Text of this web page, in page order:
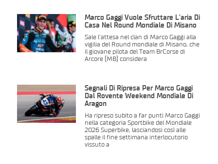
Marco Gaggi Vuole Sfruttare L’aria Di
Casa Nel Round Mondiale Di Misano
Sale l’attesa nel clan di Marco Gaggi alla
vigilia del Round mondiale di Misano, che
il giovane pilota del Team BrCorse di
Arcore (MB) considera
Segnali Di Ripresa Per Marco Gaggi
Dal Rovente Weekend Mondiale Di
Aragon
Ha ripreso subito a far punti Marco Gaggi
nella categoria Sportbike del Mondiale
2026 Superbike, lasciandosi così alle
spalle il fine settimana interlocutorio
vissuto a